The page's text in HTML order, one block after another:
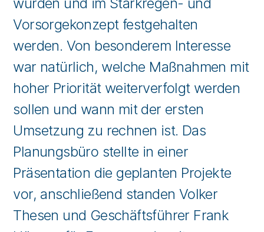
Vorsorgekonzept festgehalten
werden. Von besonderem Interesse
war natürlich, welche Maßnahmen mit
hoher Priorität weiterverfolgt werden
sollen und wann mit der ersten
Umsetzung zu rechnen ist. Das
Planungsbüro stellte in einer
Präsentation die geplanten Projekte
vor, anschließend standen Volker
Thesen und Geschäftsführer Frank